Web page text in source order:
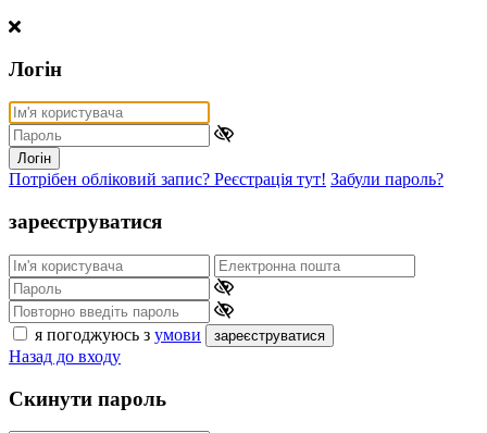
Логін
Логін
Потрібен обліковий запис? Реєстрація тут! Забули пароль?
зареєструватися
я погоджуюсь з умови зареєструватися
Назад до входу
Скинути пароль